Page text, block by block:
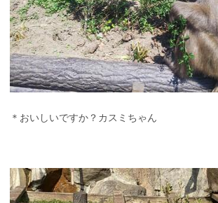
＊おいしいですか？カスミちゃん